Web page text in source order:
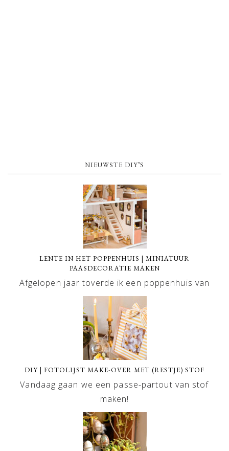
NIEUWSTE DIY’S
LENTE IN HET POPPENHUIS | MINIATUUR
PAASDECORATIE MAKEN
Afgelopen jaar toverde ik een poppenhuis van
DIY | FOTOLIJST MAKE-OVER MET (RESTJE) STOF
Vandaag gaan we een passe-partout van stof
maken!